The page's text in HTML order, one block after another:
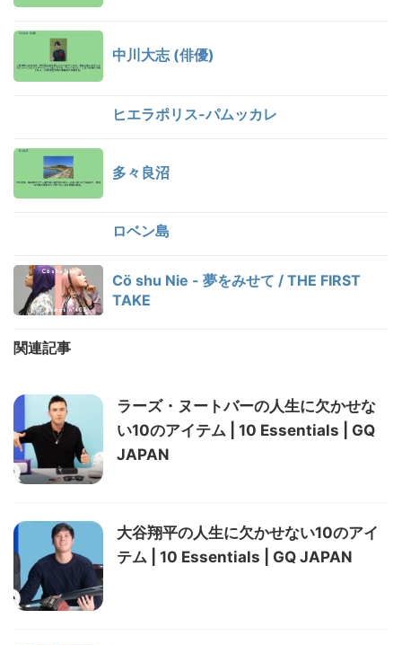
中川大志 (俳優)
ヒエラポリス-パムッカレ
多々良沼
ロベン島
Cö shu Nie - 夢をみせて / THE FIRST
TAKE
関連記事
ラーズ・ヌートバーの人生に欠かせな
い10のアイテム | 10 Essentials | GQ
JAPAN
大谷翔平の人生に欠かせない10のアイ
テム | 10 Essentials | GQ JAPAN